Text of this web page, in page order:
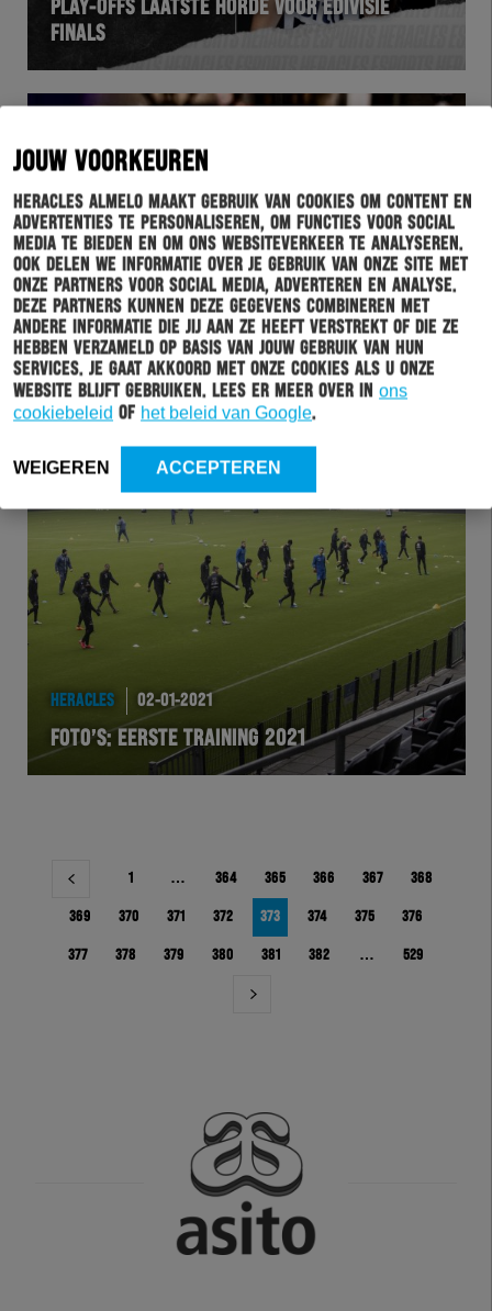
JOUW VOORKEUREN
Heracles Almelo maakt gebruik van cookies om content en
advertenties te personaliseren, om functies voor social
media te bieden en om ons websiteverkeer te analyseren.
Ook delen we informatie over je gebruik van onze site met
onze partners voor social media, adverteren en analyse.
Deze partners kunnen deze gegevens combineren met
andere informatie die jij aan ze heeft verstrekt of die ze
hebben verzameld op basis van jouw gebruik van hun
services. Je gaat akkoord met onze cookies als u onze
website blijft gebruiken. Lees er meer over in ons
cookiebeleid of het beleid van Google.
WEIGEREN ACCEPTEREN
PLAY-OFFS LAATSTE HORDE VOOR EDIVISIE
FINALS
HERACLES 05-01-2021
KIJK TERUG: DE HERACLES ALMELO
NIEUWJAARSSHOW
HERACLES 02-01-2021
FOTO’S: EERSTE TRAINING 2021
Berichtnavigatie
1 … 364 365 366 367 368
369 370 371 372 373 374 375 376
377 378 379 380 381 382 … 529